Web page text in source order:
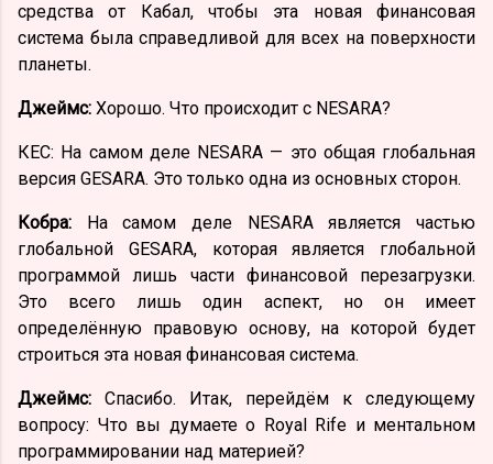
средства от Кабал, чтобы эта новая финансовая
система была справедливой для всех на поверхности
планеты.
Джеймс: Хорошо. Что происходит с NESARA?
КЕС: На самом деле NESARA — это общая глобальная
версия GESARA. Это только одна из основных сторон.
Кобра: На самом деле NESARA является частью
глобальной GESARA, которая является глобальной
программой лишь части финансовой перезагрузки.
Это всего лишь один аспект, но он имеет
определённую правовую основу, на которой будет
строиться эта новая финансовая система.
Джеймс: Спасибо. Итак, перейдём к следующему
вопросу: Что вы думаете о Royal Rife и ментальном
программировании над материей?